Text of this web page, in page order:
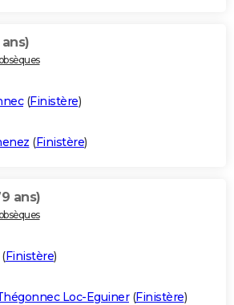
(Finistère)
(Finistère)
ans)
Finistère)
Loc-Eguiner(Finistère)